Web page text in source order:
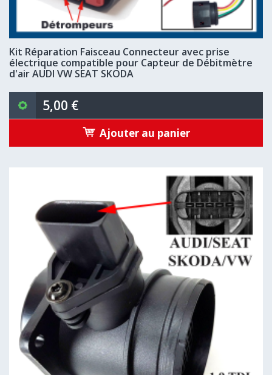
Kit Réparation Faisceau Connecteur avec prise
électrique compatible pour Capteur de Débitmètre
d'air AUDI VW SEAT SKODA
5,00 €
Ajouter au panier